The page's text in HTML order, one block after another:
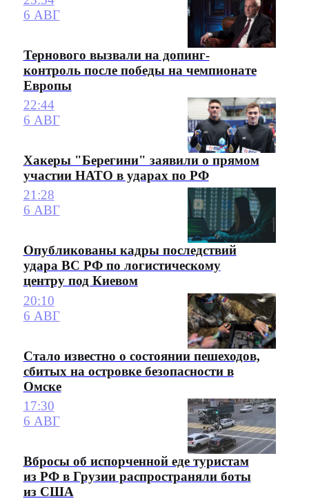
6 АВГ
Тернового вызвали на допинг-
контроль после победы на чемпионате
Европы
22:44
6 АВГ
Хакеры "Берегини" заявили о прямом
участии НАТО в ударах по РФ
21:28
6 АВГ
Опубликованы кадры последствий
удара ВС РФ по логистическому
центру под Киевом
20:10
6 АВГ
Стало известно о состоянии пешеходов,
сбитых на островке безопасности в
Омске
17:30
6 АВГ
Вбросы об испорченной еде туристам
из РФ в Грузии распространяли боты
из США